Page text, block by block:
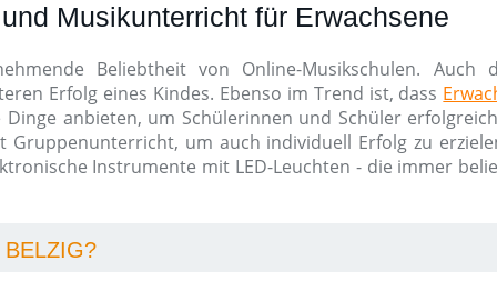
Musikunterricht für Erwachsene
Beliebtheit von Online-Musikschulen. Auch
Erfolg eines Kindes. Ebenso im Trend ist, dass
anbieten, um Schülerinnen und Schüler
um auch individuell Erfolg zu
Instrumente mit LED-Leuchten - die immer
BELZIG?